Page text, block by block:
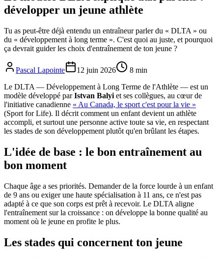
développer un jeune athlète
Tu as peut-être déjà entendu un entraîneur parler du « DLTA » ou
du « développement à long terme ». C'est quoi au juste, et pourquoi
ça devrait guider les choix d'entraînement de ton jeune ?
Pascal Lapointe 12 juin 2026 8 min
Le DLTA — Développement à Long Terme de l'Athlète — est un
modèle développé parIstvan Balyi et ses collègues, au cœur de
l'initiative canadienne « Au Canada, le sport c'est pour la vie »
(Sport for Life). Il décrit comment un enfant devient un athlète
accompli, et surtout une personne active toute sa vie, en respectant
les stades de son développement plutôt qu'en brûlant les étapes.
L'idée de base : le bon entraînement au
bon moment
Chaque âge a ses priorités. Demander de la force lourde à un enfant
de 9 ans ou exiger une haute spécialisation à 11 ans, ce n'est pas
adapté à ce que son corps est prêt à recevoir. Le DLTA aligne
l'entraînement sur la croissance : on développe la bonne qualité au
moment où le jeune en profite le plus.
Les stades qui concernent ton jeune